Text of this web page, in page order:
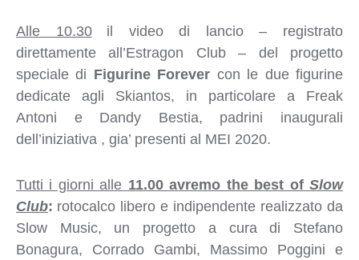
Alle 10.30
il video di lancio – registrato
direttamente all’Estragon Club – del progetto
speciale di Figurine Forever con le due figurine
dedicate agli Skiantos, in particolare a Freak
Antoni e Dandy Bestia, padrini inaugurali
dell’iniziativa , gia’ presenti al MEI 2020.
Tutti i giorni alle 11.00 avremo the best ofSlow
Club: rotocalco libero e indipendente realizzato da
Slow Music, un progetto a cura di Stefano
Bonagura, Corrado Gambi, Massimo Poggini e